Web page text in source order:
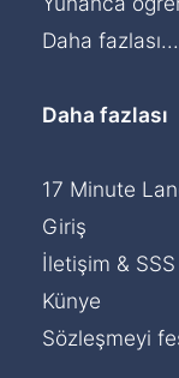
Daha fazlası...
Daha fazlası
17 Minute
Giriş
İletişim & SSS
Künye
Sözleşmeyi